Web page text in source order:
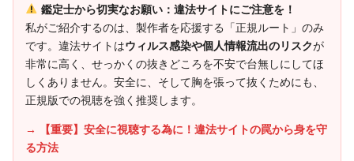
鑑定士から切実なお願い：違法サイトにご注意を！
私がご紹介するのは、製作者を応援する「正規ルート」のみ
です。違法サイトはウィルス感染や個人情報流出のリスクが
非常に高く、せっかくの抜きどころを不安で台無しにしてほ
しくありません。安全に、そして胸を張って抜くためにも、
正規版での視聴を強く推奨します。
→ 【重要】安全に視聴する為に！違法サイトの罠から身を守
る方法